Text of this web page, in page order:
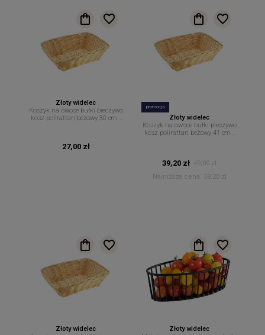
Złoty widelec
Koszyk na owoce bułki pieczywo
kosz polirattan beżowy 30 cm x
27,00 zł
promocja
Złoty widelec
Koszyk na owoce bułki pieczywo
kosz polirattan beżowy 41 cm x
39,20 zł
49,00 zł
Najniższa cena:
39,20 zł
Złoty widelec
Złoty widelec